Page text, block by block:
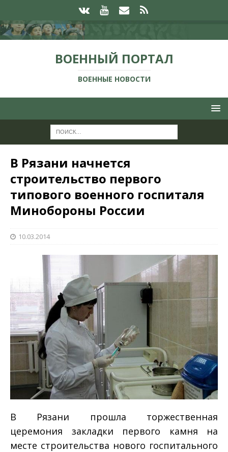
ВОЕННЫЙ ПОРТАЛ
ВОЕННЫЕ НОВОСТИ
В Рязани начнется
строительство первого
типового военного госпиталя
Минобороны России
10.03.2014
В Рязани прошла торжественная
церемония закладки первого камня на
месте строительства нового госпитального